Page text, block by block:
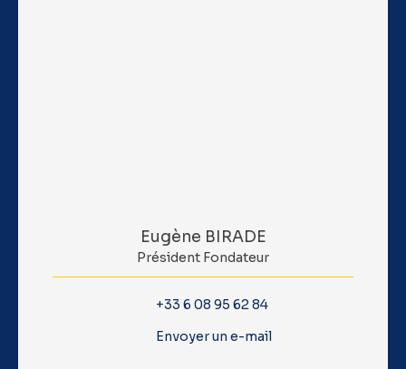
Eugène BIRADE
Président Fondateur
+33 6 08 95 62 84
Envoyer un e-mail